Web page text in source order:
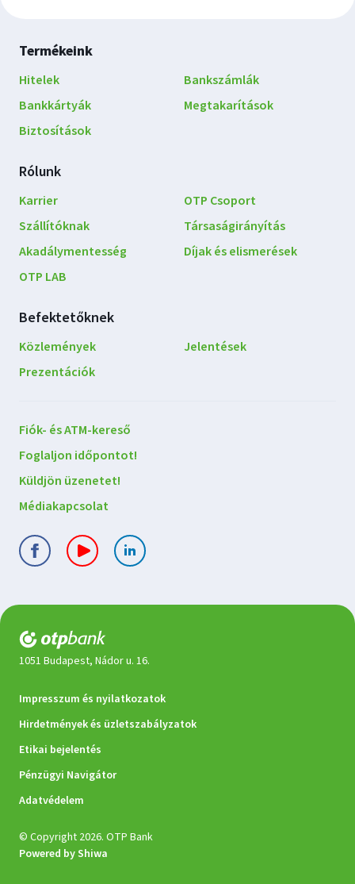
Lábléc
navigáció
Termékeink
Hitelek
Bankszámlák
Bankkártyák
Megtakarítások
Biztosítások
Rólunk
Karrier
Szállítóknak
Akadálymentesség
OTP LAB
OTP Csoport
Társaságirányítás
Díjak és elismerések
Befektetőknek
Közlemények
Jelentések
Prezentációk
Lépjen
kapcsolatba
velünk
Fiók- és ATM-kereső
Foglaljon időpontot!
Küldjön üzenetet!
Médiakapcsolat
1051 Budapest, Nádor u. 16.
Jogi
dokumentumok
Impresszum és nyilatkozatok
Hirdetmények és üzletszabályzatok
Etikai bejelentés
Pénzügyi Navigátor
Adatvédelem
© Copyright 2026. OTP Bank
Powered by Shiwa